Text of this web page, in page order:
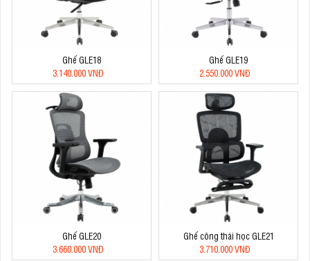
Ghế GLE18
3.140.000 VNĐ
Ghế GLE19
2.550.000 VNĐ
Ghế GLE20
3.660.000 VNĐ
Ghế công thái học GLE21
3.710.000 VNĐ